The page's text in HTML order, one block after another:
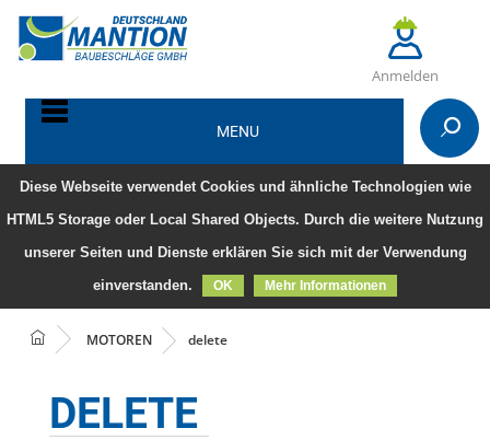
Diese Webseite verwendet Cookies und ähnliche Technologien wie
HTML5 Storage oder Local Shared Objects. Durch die weitere Nutzung
unserer Seiten und Dienste erklären Sie sich mit der Verwendung
einverstanden.
OK Mehr Informationen
Anmelden
MENU
MOTOREN delete
DELETE